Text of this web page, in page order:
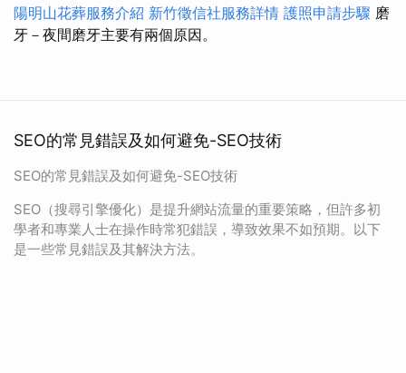
陽明山花葬服務介紹 新竹徵信社服務詳情 護照申請步驟 磨
牙－夜間磨牙主要有兩個原因。
SEO的常見錯誤及如何避免-SEO技術
SEO的常見錯誤及如何避免-SEO技術
SEO（搜尋引擎優化）是提升網站流量的重要策略，但許多初
學者和專業人士在操作時常犯錯誤，導致效果不如預期。以下
是一些常見錯誤及其解決方法。